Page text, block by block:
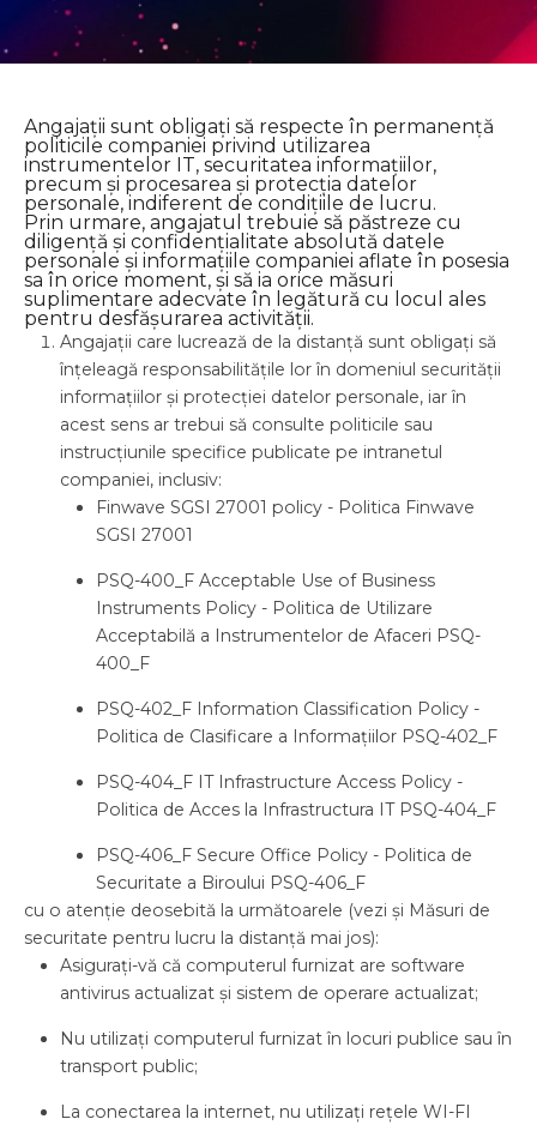
Angajații sunt obligați să respecte în permanență
politicile companiei privind utilizarea
instrumentelor IT, securitatea informațiilor,
precum și procesarea și protecția datelor
personale, indiferent de condițiile de lucru.
Prin urmare, angajatul trebuie să păstreze cu
diligență și confidențialitate absolută datele
personale și informațiile companiei aflate în posesia
sa în orice moment, și să ia orice măsuri
suplimentare adecvate în legătură cu locul ales
pentru desfășurarea activității.
Angajații care lucrează de la distanță sunt obligați să
înțeleagă responsabilitățile lor în domeniul securității
informațiilor și protecției datelor personale, iar în
acest sens ar trebui să consulte politicile sau
instrucțiunile specifice publicate pe intranetul
companiei, inclusiv:
Finwave SGSI 27001 policy - Politica Finwave
SGSI 27001
PSQ-400_F Acceptable Use of Business
Instruments Policy - Politica de Utilizare
Acceptabilă a Instrumentelor de Afaceri PSQ-
400_F
PSQ-402_F Information Classification Policy -
Politica de Clasificare a Informațiilor PSQ-402_F
PSQ-404_F IT Infrastructure Access Policy -
Politica de Acces la Infrastructura IT PSQ-404_F
PSQ-406_F Secure Office Policy - Politica de
Securitate a Biroului PSQ-406_F
cu o atenție deosebită la următoarele (vezi și Măsuri de
securitate pentru lucru la distanță mai jos):
Asigurați-vă că computerul furnizat are software
antivirus actualizat și sistem de operare actualizat;
Nu utilizați computerul furnizat în locuri publice sau în
transport public;
La conectarea la internet, nu utilizați rețele WI-FI